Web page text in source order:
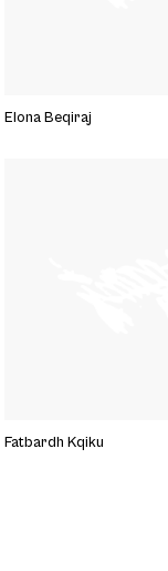
Elona Beqiraj
Fatbardh Kqiku